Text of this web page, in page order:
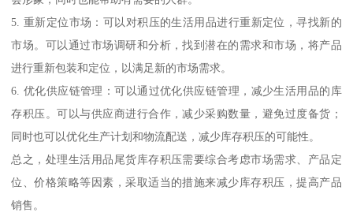
5. 重新定位市场：可以对积压的生活用品进行重新定位，寻找新的
市场。可以通过市场调研和分析，找到潜在的需求和市场，将产品
进行重新包装和定位，以满足新的市场需求。
6. 优化供应链管理：可以通过优化供应链管理，减少生活用品的库
存积压。可以与供应商进行合作，减少采购数量，避免过度备货；
同时也可以优化生产计划和物流配送，减少库存积压的可能性。
总之，处理生活用品尾货库存积压需要综合考虑市场需求、产品定
位、价格策略等因素，采取适当的措施来减少库存积压，提高产品
销售。